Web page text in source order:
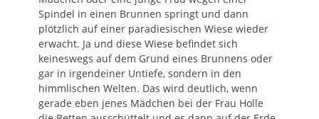
Spindel in einen Brunnen springt und dann
plötzlich auf einer paradiesischen Wiese wieder
erwacht. Ja und diese Wiese befindet sich
keineswegs auf dem Grund eines Brunnens oder
gar in irgendeiner Untiefe, sondern in den
himmlischen Welten. Das wird deutlich, wenn
gerade eben jenes Mädchen bei der Frau Holle